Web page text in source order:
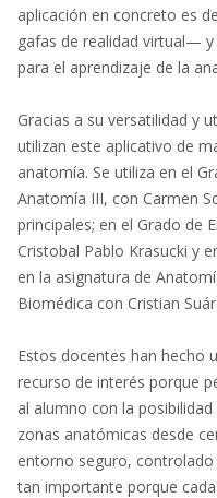
aplicación en concreto es
gafas de realidad virtual—
para el aprendizaje de la
Gracias a su versatilidad y
utilizan este aplicativo de
anatomía. Se utiliza en el
Anatomía III, con Carmen
principales; en el Grado de
Cristobal Pablo Krasucki y
en la asignatura de
Biomédica con Cristian
Estos docentes han hecho
recurso de interés porque
al alumno con la
zonas anatómicas desde
entorno seguro, controlado
tan importante porque